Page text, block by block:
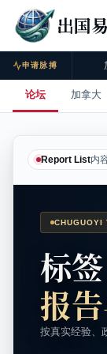
出国易
申请脉搏
论坛 加拿大
Report List内
CHUGUOYI
标
报
按真实经验、